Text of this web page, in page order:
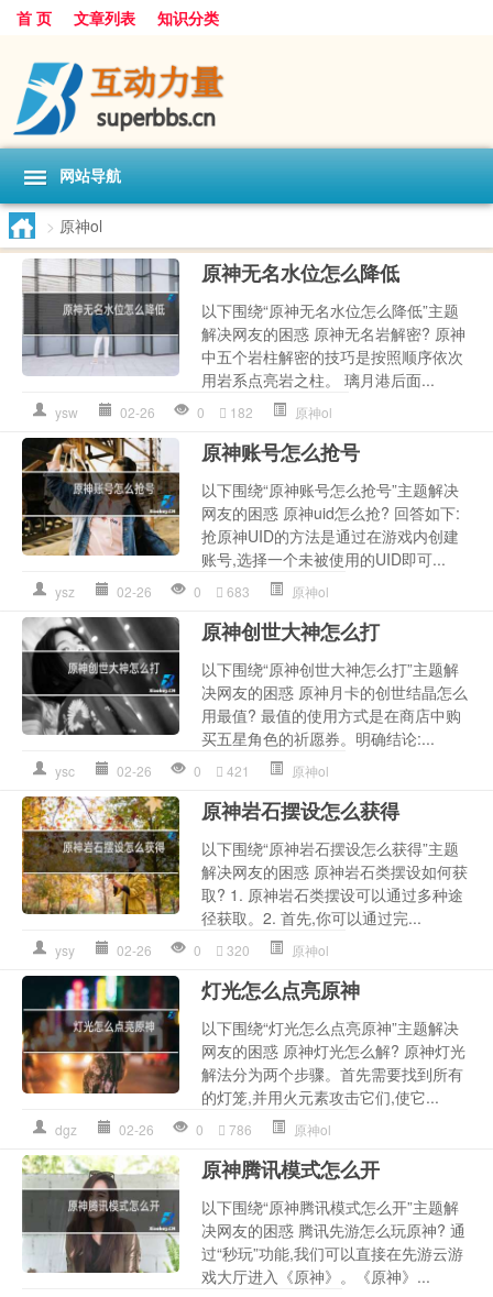
首 页 文章列表 知识分类
网站导航
> 原神ol
原神无名水位怎么降低
以下围绕“原神无名水位怎么降低”主题
解决网友的困惑 原神无名岩解密? 原神
中五个岩柱解密的技巧是按照顺序依次
用岩系点亮岩之柱。 璃月港后面...
ysw 02-26 0 182 原神ol
原神账号怎么抢号
以下围绕“原神账号怎么抢号”主题解决
网友的困惑 原神uid怎么抢? 回答如下:
抢原神UID的方法是通过在游戏内创建
账号,选择一个未被使用的UID即可...
ysz 02-26 0 683 原神ol
原神创世大神怎么打
以下围绕“原神创世大神怎么打”主题解
决网友的困惑 原神月卡的创世结晶怎么
用最值? 最值的使用方式是在商店中购
买五星角色的祈愿券。明确结论:...
ysc 02-26 0 421 原神ol
原神岩石摆设怎么获得
以下围绕“原神岩石摆设怎么获得”主题
解决网友的困惑 原神岩石类摆设如何获
取? 1. 原神岩石类摆设可以通过多种途
径获取。2. 首先,你可以通过完...
ysy 02-26 0 320 原神ol
灯光怎么点亮原神
以下围绕“灯光怎么点亮原神”主题解决
网友的困惑 原神灯光怎么解? 原神灯光
解法分为两个步骤。首先需要找到所有
的灯笼,并用火元素攻击它们,使它...
dgz 02-26 0 786 原神ol
原神腾讯模式怎么开
以下围绕“原神腾讯模式怎么开”主题解
决网友的困惑 腾讯先游怎么玩原神? 通
过“秒玩”功能,我们可以直接在先游云游
戏大厅进入《原神》。《原神》...